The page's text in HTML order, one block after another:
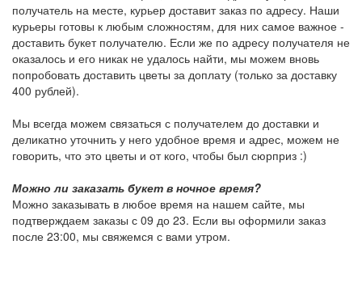
получатель на месте, курьер доставит заказ по адресу. Наши
курьеры готовы к любым сложностям, для них самое важное -
доставить букет получателю. Если же по адресу получателя не
оказалось и его никак не удалось найти, мы можем вновь
попробовать доставить цветы за доплату (только за доставку
400 рублей).
Мы всегда можем связаться с получателем до доставки и
деликатно уточнить у него удобное время и адрес, можем не
говорить, что это цветы и от кого, чтобы был сюрприз :)
Можно ли заказать букет в ночное время?
Можно заказывать в любое время на нашем сайте, мы
подтверждаем заказы с 09 до 23. Если вы оформили заказ
после 23:00, мы свяжемся с вами утром.